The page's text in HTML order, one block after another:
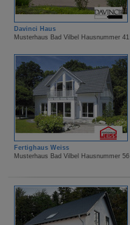
Davinci Haus
Musterhaus Bad Vilbel Hausnummer 41
Fertighaus Weiss
Musterhaus Bad Vilbel Hausnummer 56